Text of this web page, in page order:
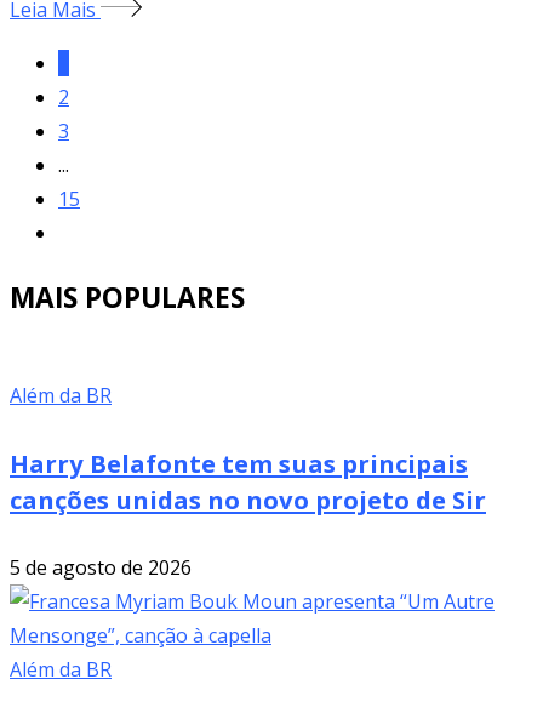
Leia Mais
2
3
...
15
MAIS POPULARES
Além da BR
Harry Belafonte tem suas principais
canções unidas no novo projeto de Sir
5 de agosto de 2026
Além da BR